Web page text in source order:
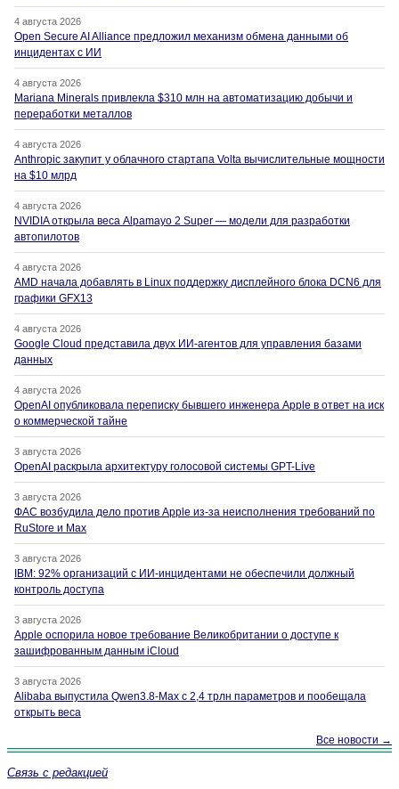
4 августа 2026
Open Secure AI Alliance предложил механизм обмена данными об
инцидентах с ИИ
4 августа 2026
Mariana Minerals привлекла $310 млн на автоматизацию добычи и
переработки металлов
4 августа 2026
Anthropic закупит у облачного стартапа Volta вычислительные мощности
на $10 млрд
4 августа 2026
NVIDIA открыла веса Alpamayo 2 Super — модели для разработки
автопилотов
4 августа 2026
AMD начала добавлять в Linux поддержку дисплейного блока DCN6 для
графики GFX13
4 августа 2026
Google Cloud представила двух ИИ-агентов для управления базами
данных
4 августа 2026
OpenAI опубликовала переписку бывшего инженера Apple в ответ на иск
о коммерческой тайне
3 августа 2026
OpenAI раскрыла архитектуру голосовой системы GPT-Live
3 августа 2026
ФАС возбудила дело против Apple из-за неисполнения требований по
RuStore и Max
3 августа 2026
IBM: 92% организаций с ИИ-инцидентами не обеспечили должный
контроль доступа
3 августа 2026
Apple оспорила новое требование Великобритании о доступе к
зашифрованным данным iCloud
3 августа 2026
Alibaba выпустила Qwen3.8-Max с 2,4 трлн параметров и пообещала
открыть веса
Все новости →
Связь с редакцией